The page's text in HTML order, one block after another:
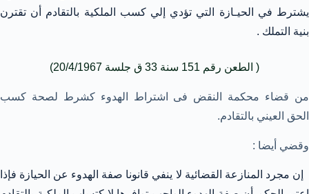
يشترط في الحيـازة التي تؤدي إلي كسب الملكية بالتقادم أن تقترن
بنية التملك .
( الطعن رقم 151 سنة 33 ق جلسة 20/4/1967)
من قضاء محكمة النقض فى اشتراط الهدوء كشرط لصحة كسب
الحق العيني بالتقادم.
وقضي أيضا :
إن مجرد المنازعة القضائية لا ينفي قانونا صفة الهدوء عن الحيازة فإذا